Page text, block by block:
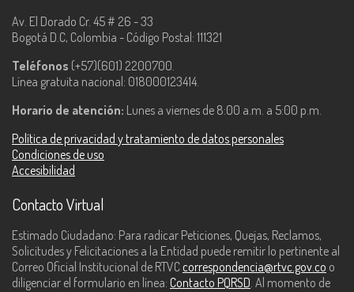
Av. El Dorado Cr. 45 # 26 - 33
Bogotá D.C, Colombia - Código Postal: 111321
Teléfonos (+57)(601) 2200700.
Línea gratuita nacional: 018000123414.
Horario de atención: Lunes a viernes de 8:00 a.m. a 5:00 p.m.
Política de privacidad y tratamiento de datos personales
Condiciones de uso
Accesibilidad
Contacto Virtual
Estimado Ciudadano: Para radicar Peticiones, Quejas, Reclamos,
Solicitudes y Felicitaciones a la Entidad puede remitir lo pertinente al
Correo Oficial Institucional de RTVC correspondencia@rtvc.gov.co o
diligenciar el formulario en línea: Contacto PQRSD. Al momento de